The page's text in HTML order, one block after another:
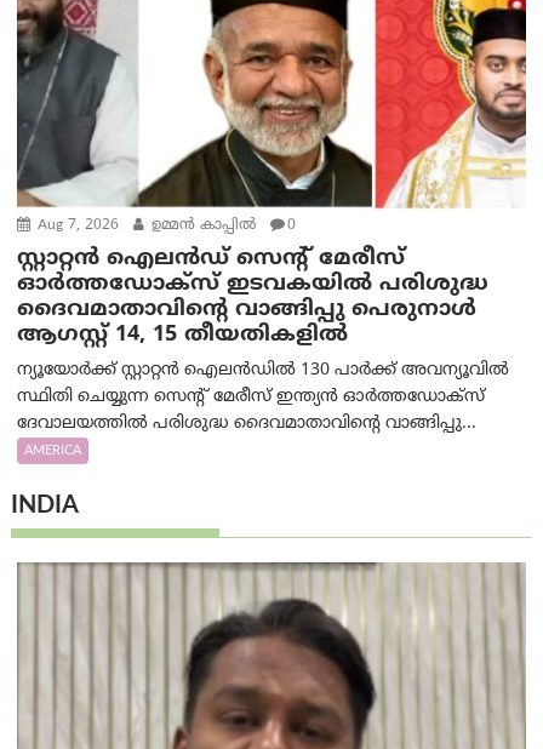
Aug 7, 2026 ഉമ്മന്‍ കാപ്പില്‍ 0
സ്റ്റാറ്റൻ ഐലൻഡ് സെന്റ് മേരീസ്
ഓർത്തഡോക്സ് ഇടവകയിൽ പരിശുദ്ധ
ദൈവമാതാവിന്റെ വാങ്ങിപ്പു പെരുനാൾ
ആഗസ്റ്റ് 14, 15 തീയതികളിൽ
ന്യൂയോർക്ക് സ്റ്റാറ്റൻ ഐലൻഡിൽ 130 പാർക്ക് അവന്യൂവിൽ
സ്ഥിതി ചെയ്യുന്ന സെന്റ് മേരീസ് ഇന്ത്യൻ ഓർത്തഡോക്സ്
ദേവാലയത്തിൽ പരിശുദ്ധ ദൈവമാതാവിന്റെ വാങ്ങിപ്പു...
AMERICA
INDIA